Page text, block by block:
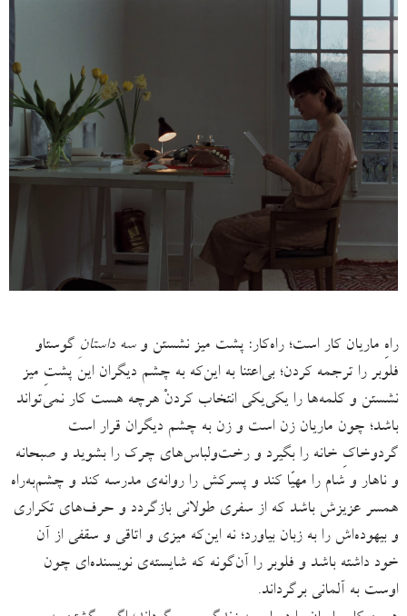
راهِ ماریان کار است؛ راه‌کار: پشت میز نشستن وسه داستانِ گوستاو
فلوبر را ترجمه کردن؛ بی‌اعتنا به این‌که به چشم دیگران این پشتِ میز
نشستن و کلمه‌ها را یکی‌یکی انتخاب کردنْ هرچه هست کار نمی‌تواند
باشد؛ چون ماریان زن است و زن به چشم دیگران قرار است
گردوخاکِ خانه را بگیرد و رخت‌ولباس‌های چرک را بشوید و صبحانه
و ناهار و شام را مهیّا کند و پسرکش را روانه‌ی مدرسه کند و چشم‌به‌راه
همسر عزیزش باشد که از سفری طولانی بازگردد و حرف‌های تکراری
و بیهوده‌اش را به زبان بیاورد؛ نه این‌که میزی و اتاقی و سقفی از آن
خود داشته باشد و فلوبر را آن‌گونه که شایسته‌ی نویسنده‌ای چون
اوست به آلمانی برگرداند.